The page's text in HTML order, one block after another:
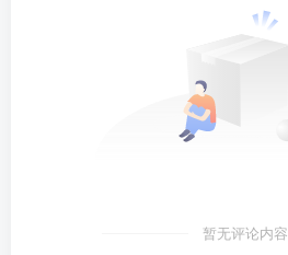
暂无评论内容